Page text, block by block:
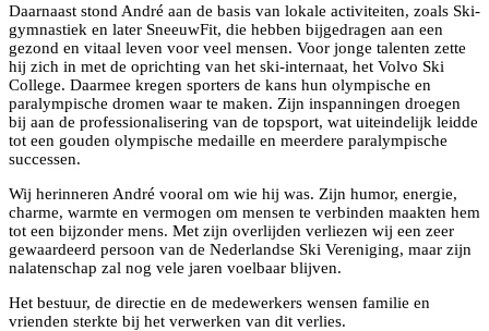
Daarnaast stond André aan de basis van lokale activiteiten, zoals Ski-
gymnastiek en later SneeuwFit, die hebben bijgedragen aan een
gezond en vitaal leven voor veel mensen. Voor jonge talenten zette
hij zich in met de oprichting van het ski-internaat, het Volvo Ski
College. Daarmee kregen sporters de kans hun olympische en
paralympische dromen waar te maken. Zijn inspanningen droegen
bij aan de professionalisering van de topsport, wat uiteindelijk leidde
tot een gouden olympische medaille en meerdere paralympische
successen.
Wij herinneren André vooral om wie hij was. Zijn humor, energie,
charme, warmte en vermogen om mensen te verbinden maakten hem
tot een bijzonder mens. Met zijn overlijden verliezen wij een zeer
gewaardeerd persoon van de Nederlandse Ski Vereniging, maar zijn
nalatenschap zal nog vele jaren voelbaar blijven.
Het bestuur, de directie en de medewerkers wensen familie en
vrienden sterkte bij het verwerken van dit verlies.